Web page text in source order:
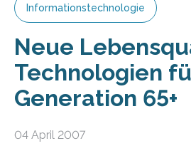
Informationstechnologie
Neue
Technologien
Generation 65+
04 April 2007